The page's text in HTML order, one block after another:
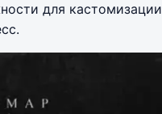
для кастомизации